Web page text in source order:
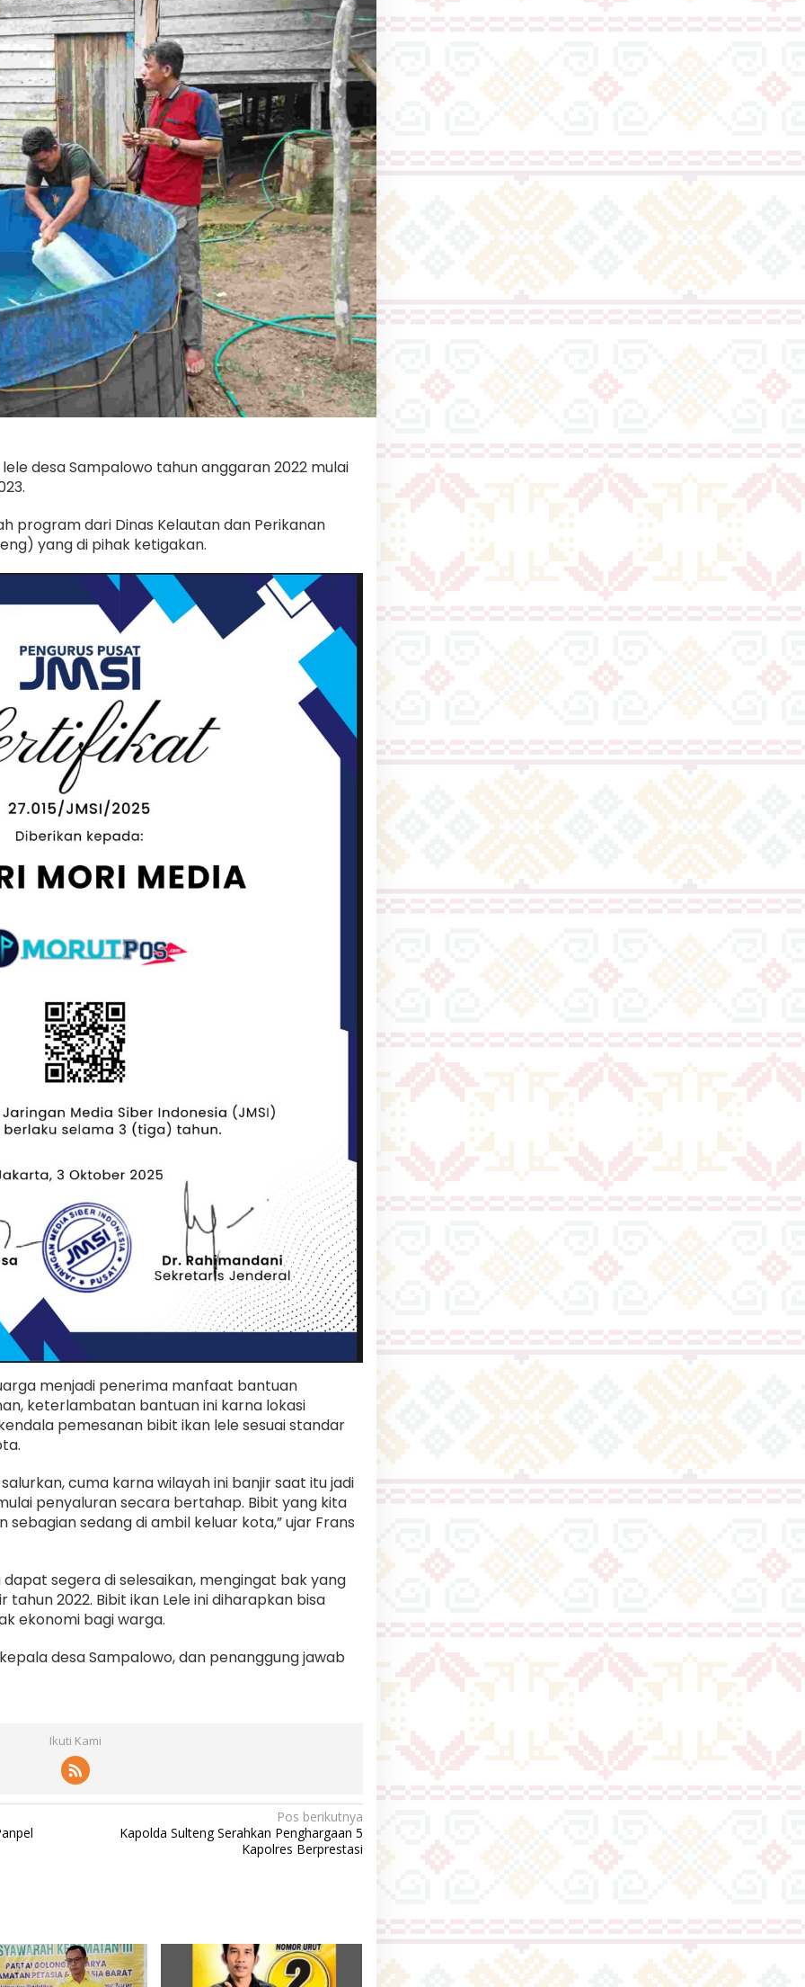
desa Sampalowo tahun anggaran 2022 mulai
program dari Dinas Kelautan dan Perikanan
yang di pihak ketigakan.
menjadi penerima manfaat bantuan
keterlambatan bantuan ini karna lokasi
pemesanan bibit ikan lele sesuai standar
cuma karna wilayah ini banjir saat itu jadi
penyaluran secara bertahap. Bibit yang kita
sebagian sedang di ambil keluar kota,” ujar Frans
segera di selesaikan, mengingat bak yang
tahun 2022. Bibit ikan Lele ini diharapkan bisa
ekonomi bagi warga.
desa Sampalowo, dan penanggung jawab
Ikuti Kami
Pos berikutnya
Kapolda Sulteng Serahkan Penghargaan 5
Kapolres Berprestasi